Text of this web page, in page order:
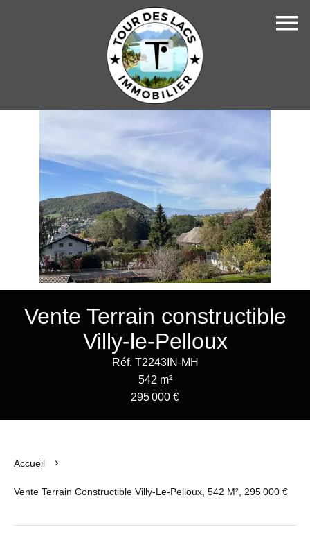
Vente Terrain constructible
Villy-le-Pelloux
Réf. T2243IN-MH
542 m²
295 000 €
Accueil
Vente Terrain Constructible Villy-Le-Pelloux, 542 M², 295 000 €